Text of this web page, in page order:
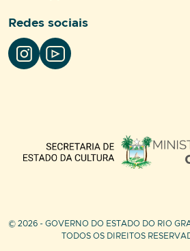
Redes sociais
© 2026 - GOVERNO DO ESTADO DO RIO
TODOS OS DIREITOS